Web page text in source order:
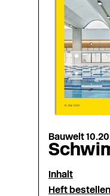
Bauwelt
Inhalt
Heft bestellen